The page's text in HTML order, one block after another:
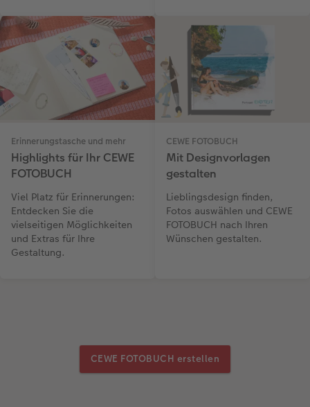
Erinnerungstasche und mehr
Highlights für Ihr CEWE
FOTOBUCH
Viel Platz für Erinnerungen:
Entdecken Sie die
vielseitigen Möglichkeiten
und Extras für Ihre
Gestaltung.
CEWE FOTOBUCH
Mit Designvorlagen
gestalten
Lieblingsdesign finden,
Fotos auswählen und CEWE
FOTOBUCH nach Ihren
Wünschen gestalten.
CEWE FOTOBUCH erstellen